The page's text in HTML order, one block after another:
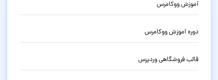
آموزش ووکامرس
دوره آموزش ووکامرس
قالب فروشگاهی وردپرس